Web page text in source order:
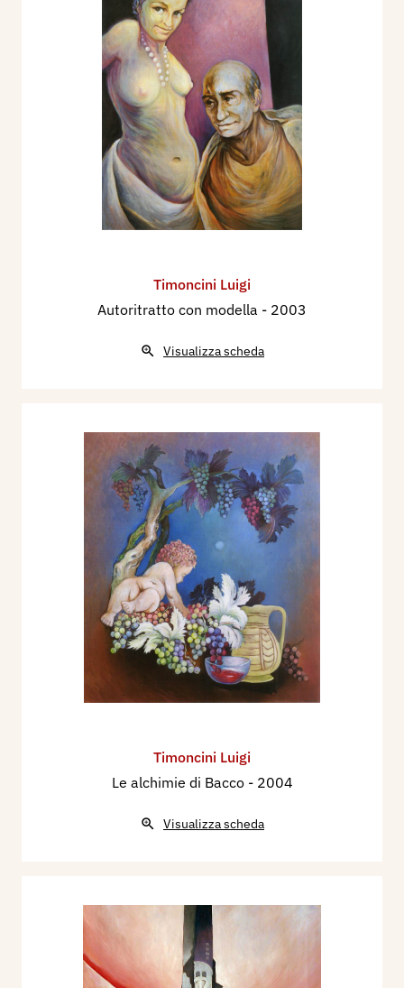
Timoncini Luigi
Autoritratto con modella - 2003
Visualizza scheda
Timoncini Luigi
Le alchimie di Bacco - 2004
Visualizza scheda